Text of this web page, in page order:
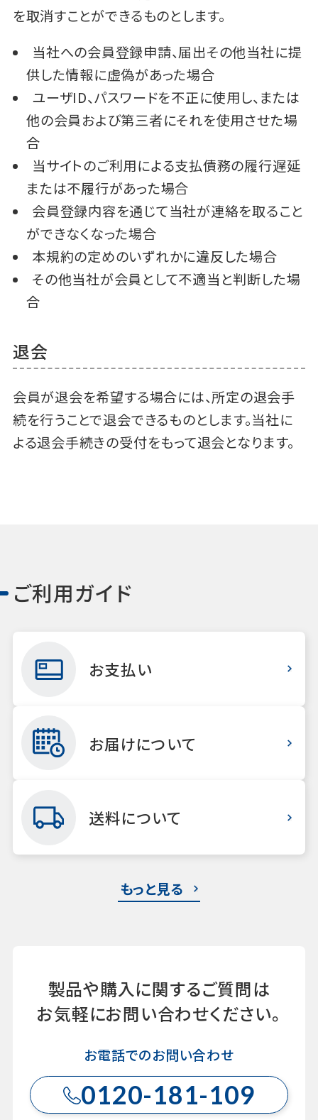
を取消すことができるものとします。
当社への会員登録申請、届出その他当社に提
供した情報に虚偽があった場合
ユーザID、パスワードを不正に使用し、または
他の会員および第三者にそれを使用させた場
合
当サイトのご利用による支払債務の履行遅延
または不履行があった場合
会員登録内容を通じて当社が連絡を取ること
ができなくなった場合
本規約の定めのいずれかに違反した場合
その他当社が会員として不適当と判断した場
合
退会
会員が退会を希望する場合には、所定の退会手
続を行うことで退会できるものとします。当社に
よる退会手続きの受付をもって退会となります。
ご利用ガイド
お支払い
お届けについて
送料について
もっと見る
製品や購入に関するご質問は
お気軽にお問い合わせください。
お電話でのお問い合わせ
0120-181-109